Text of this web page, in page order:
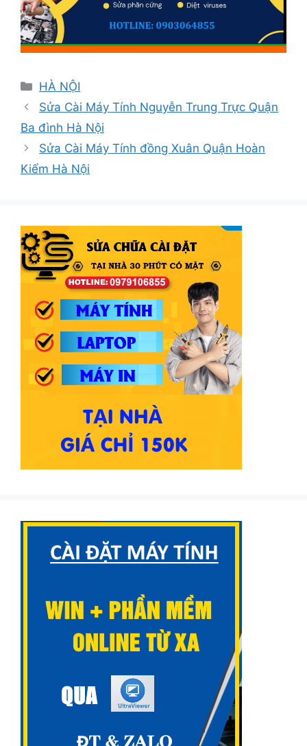
Danh
mục
HÀ NỘI
Sửa Cài Máy Tính Nguyễn Trung Trực Quận
Ba đình Hà Nội
Sửa Cài Máy Tính đồng Xuân Quận Hoàn
Kiếm Hà Nội